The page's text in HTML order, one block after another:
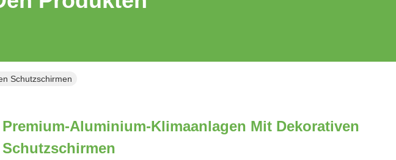
Schutzschirmen
Premium-Aluminium-Klimaanlagen Mit Dekorativen
Schutzschirmen